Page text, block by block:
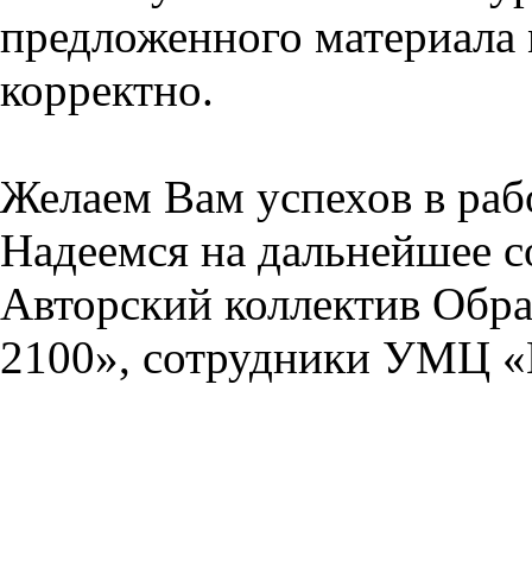
предложенного
корректно.
Желаем Вам успехов в
Надеемся на дальнейшее
Авторский коллектив
2100», сотрудники УМЦ